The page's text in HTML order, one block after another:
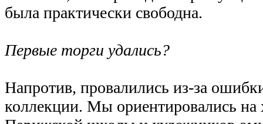
была практически свободна.
Первые торги удались?
Напротив, провалились из-за
коллекции. Мы ориентировались на